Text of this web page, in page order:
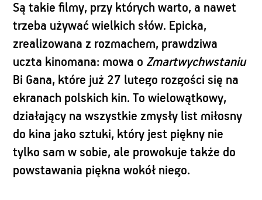
Są takie filmy, przy których warto, a nawet
trzeba używać wielkich słów. Epicka,
zrealizowana z rozmachem, prawdziwa
uczta kinomana: mowa o Zmartwychwstaniu
Bi Gana, które już 27 lutego rozgości się na
ekranach polskich kin. To wielowątkowy,
działający na wszystkie zmysły list miłosny
do kina jako sztuki, który jest piękny nie
tylko sam w sobie, ale prowokuje także do
powstawania piękna wokół niego.